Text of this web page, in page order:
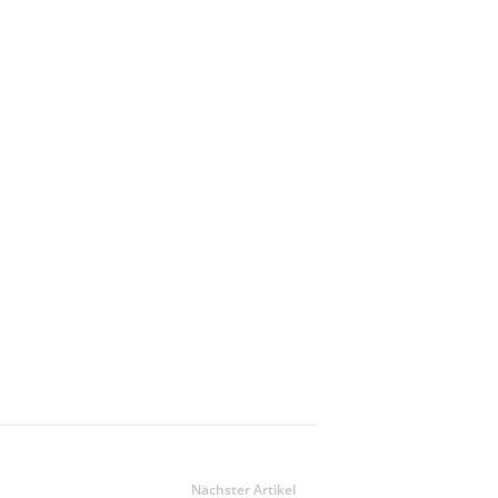
Nächster Artikel